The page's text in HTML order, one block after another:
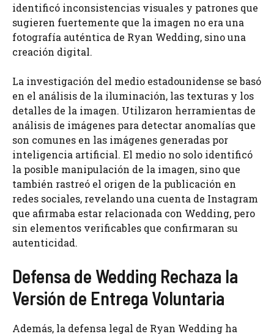
identificó inconsistencias visuales y patrones que
sugieren fuertemente que la imagen no era una
fotografía auténtica de Ryan Wedding, sino una
creación digital.
La investigación del medio estadounidense se basó
en el análisis de la iluminación, las texturas y los
detalles de la imagen. Utilizaron herramientas de
análisis de imágenes para detectar anomalías que
son comunes en las imágenes generadas por
inteligencia artificial. El medio no solo identificó
la posible manipulación de la imagen, sino que
también rastreó el origen de la publicación en
redes sociales, revelando una cuenta de Instagram
que afirmaba estar relacionada con Wedding, pero
sin elementos verificables que confirmaran su
autenticidad.
Defensa de Wedding Rechaza la
Versión de Entrega Voluntaria
Además, la defensa legal de Ryan Wedding ha